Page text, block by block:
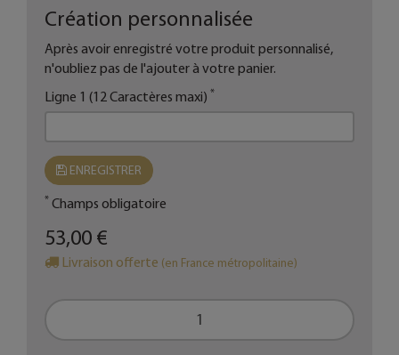
Création personnalisée
Après avoir enregistré votre produit personnalisé,
n'oubliez pas de l'ajouter à votre panier.
Ligne 1 (12 Caractères maxi) *
ENREGISTRER
* Champs obligatoire
53,00 €
Livraison offerte (en France métropolitaine)